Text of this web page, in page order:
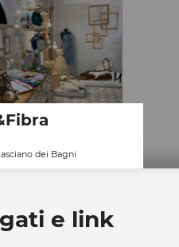
dei Bagni
e link